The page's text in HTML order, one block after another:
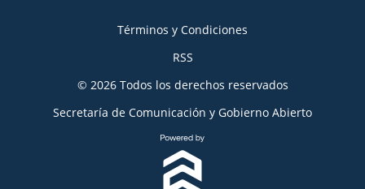
Términos y Condiciones
RSS
© 2026 Todos los derechos reservados
Secretaría de Comunicación y Gobierno Abierto